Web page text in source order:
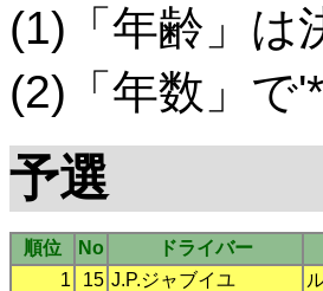
(1)「年齢」は
(2)「年数」で
予選
順位 No ドライバー
1
15 J.P.ジャブイユ